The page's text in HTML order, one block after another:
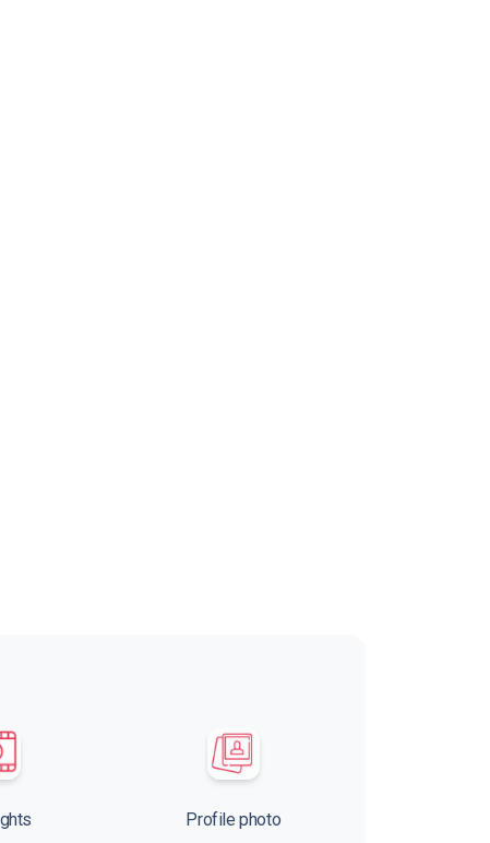
Profile photo